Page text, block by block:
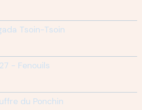
Tsoin-Tsoin
- Fenouils
du Ponchin